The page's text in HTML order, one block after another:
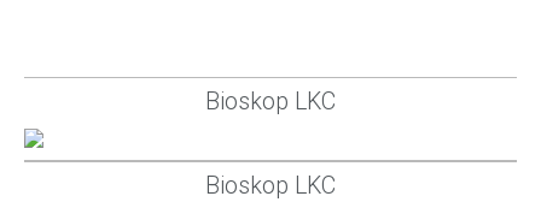
Bioskop LKC
Bioskop LKC